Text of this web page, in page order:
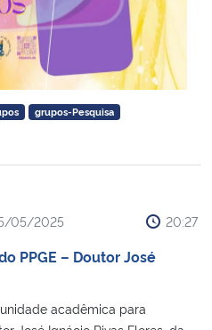
grupos-Pesquisa
05/2025 20:27
PPGE – Doutor José
acadêmica para